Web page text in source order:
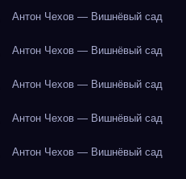
Антон Чехов — Вишнёвый сад
Антон Чехов — Вишнёвый сад
Антон Чехов — Вишнёвый сад
Антон Чехов — Вишнёвый сад
Антон Чехов — Вишнёвый сад